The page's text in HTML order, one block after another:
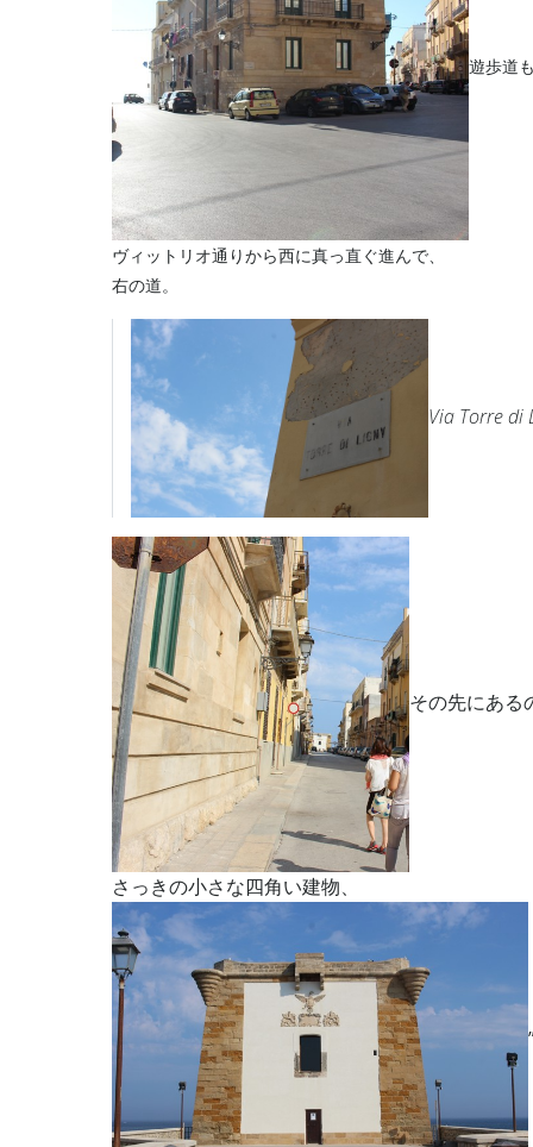
遊歩道
ヴィットリオ通りから西に真っ直ぐ進んで、
右の道。
Via Torre
その先にある
さっきの小さな四角い建物、